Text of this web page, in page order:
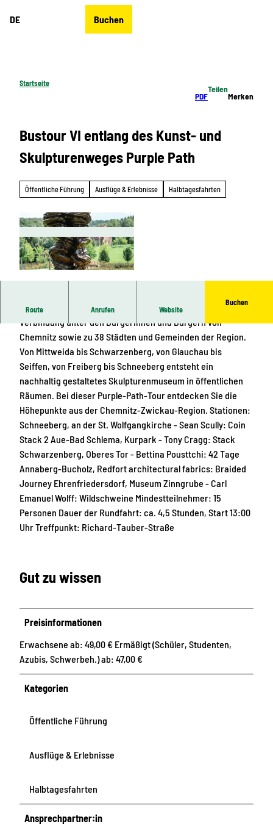
DE Buchen
Startseite
PDF
Teilen
Merken
Bustour VI entlang des Kunst- und
Skulpturenweges Purple Path
Öffentliche Führung Ausflüge & Erlebnisse Halbtagesfahrten
Route Anrufen Website
Buchen
Der Kunst- und Skulpturenweg PURPLE PATH schafft
Verbindung unter den Bürgerinnen und Bürgern von
Chemnitz sowie zu 38 Städten und Gemeinden der Region.
Von Mittweida bis Schwarzenberg, von Glauchau bis
Seiffen, von Freiberg bis Schneeberg entsteht ein
nachhaltig gestaltetes Skulpturenmuseum in öffentlichen
Räumen. Bei dieser Purple-Path-Tour entdecken Sie die
Höhepunkte aus der Chemnitz-Zwickau-Region. Stationen:
Schneeberg, an der St. Wolfgangkirche - Sean Scully: Coin
Stack 2 Aue-Bad Schlema, Kurpark - Tony Cragg: Stack
Schwarzenberg, Oberes Tor - Bettina Pousttchi: 42 Tage
Annaberg-Bucholz, Redfort architectural fabrics: Braided
Journey Ehrenfriedersdorf, Museum Zinngrube - Carl
Emanuel Wolff: Wildschweine Mindestteilnehmer: 15
Personen Dauer der Rundfahrt: ca. 4,5 Stunden, Start 13:00
Uhr Treffpunkt: Richard-Tauber-Straße
Gut zu wissen
Preisinformationen
Erwachsene ab: 49,00 € Ermäßigt (Schüler, Studenten,
Azubis, Schwerbeh.) ab: 47,00 €
Kategorien
Öffentliche Führung
Ausflüge & Erlebnisse
Halbtagesfahrten
Ansprechpartner:in